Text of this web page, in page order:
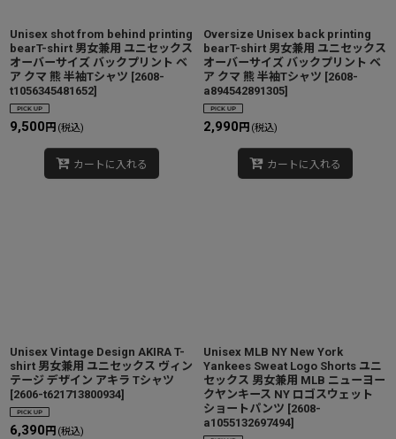
Unisex shot from behind printing
bearT-shirt 男女兼用 ユニセックス
オーバーサイズ バックプリント ベ
ア クマ 熊 半袖Tシャツ [2608-
t1056345481652]
9,500 円 (税込)
カートに入れる
Oversize Unisex back printing
bearT-shirt 男女兼用 ユニセックス
オーバーサイズ バックプリント ベ
ア クマ 熊 半袖Tシャツ [2608-
a894542891305]
2,990 円 (税込)
カートに入れる
Unisex Vintage Design AKIRA T-
shirt 男女兼用 ユニセックス ヴィン
テージ デザイン アキラ Tシャツ
[2606-t621713800934]
6,390 円 (税込)
Unisex MLB NY New York
Yankees Sweat Logo Shorts ユニ
セックス 男女兼用 MLB ニューヨー
クヤンキース NY ロゴスウェット
ショートパンツ [2608-
a1055132697494]